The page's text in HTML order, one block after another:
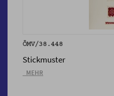
ÖMV/38.448
Stickmuster
_MEHR